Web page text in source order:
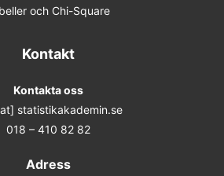
och Chi-Square
Kontakt
Kontakta oss
statistikakademin.se
018 – 410 82 82
Adress